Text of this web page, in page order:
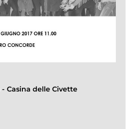
- Casina delle Civette